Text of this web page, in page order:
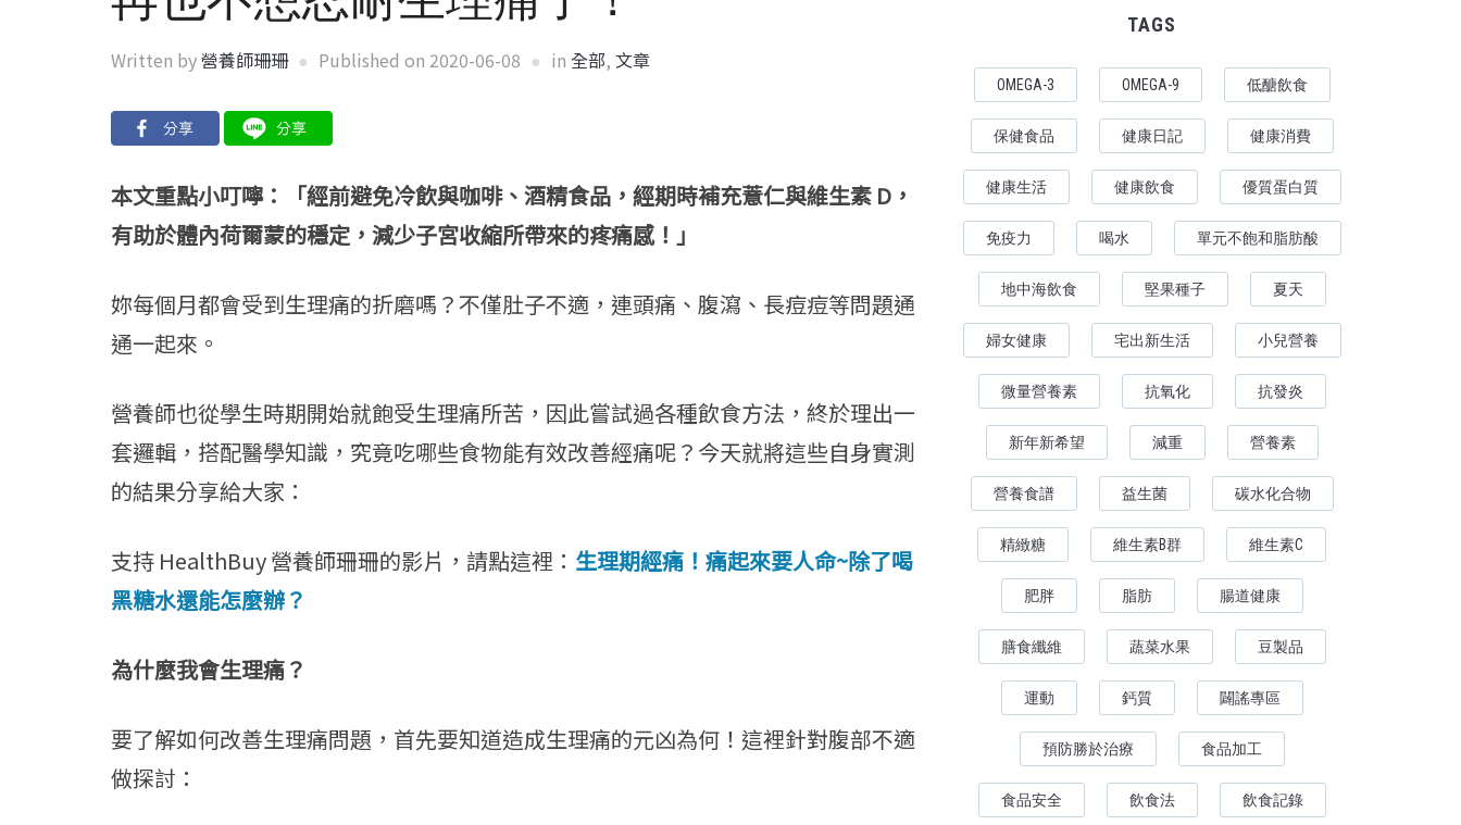
Written by營養師珊珊 Published on 2020-06-08 in 全部, 文章
本文重點小叮嚀：
「經前避免冷飲與咖啡、酒精食品，經期時補充薏仁與維生素 D，
有助於體內荷爾蒙的穩定，減少子宮收縮所帶來的疼痛感！」
妳每個月都會受到生理痛的折磨嗎？不僅肚子不適，連頭痛、腹瀉、長痘痘等問題通
通一起來。
營養師也從學生時期開始就飽受生理痛所苦，因此嘗試過各種飲食方法，終於理出一
套邏輯，搭配醫學知識，究竟吃哪些食物能有效改善經痛呢？今天就將這些自身實測
的結果分享給大家：
支持 HealthBuy 營養師珊珊的影片，請點這裡： 生理期經痛！痛起來要人命~除了喝
黑糖水還能怎麼辦？
為什麼我會生理痛？
要了解如何改善生理痛問題，首先要知道造成生理痛的元凶為何！這裡針對腹部不適
做探討：
TAGS
OMEGA-3 OMEGA-9 低醣飲食
保健食品 健康日記 健康消費
健康生活 健康飲食 優質蛋白質
免疫力 喝水 單元不飽和脂肪酸
地中海飲食 堅果種子 夏天
婦女健康 宅出新生活 小兒營養
微量營養素 抗氧化 抗發炎
新年新希望 減重 營養素
營養食譜 益生菌 碳水化合物
精緻糖 維生素B群 維生素C
肥胖 脂肪 腸道健康
膳食纖維 蔬菜水果 豆製品
運動 鈣質 闢謠專區
預防勝於治療 食品加工
食品安全 飲食法 飲食記錄